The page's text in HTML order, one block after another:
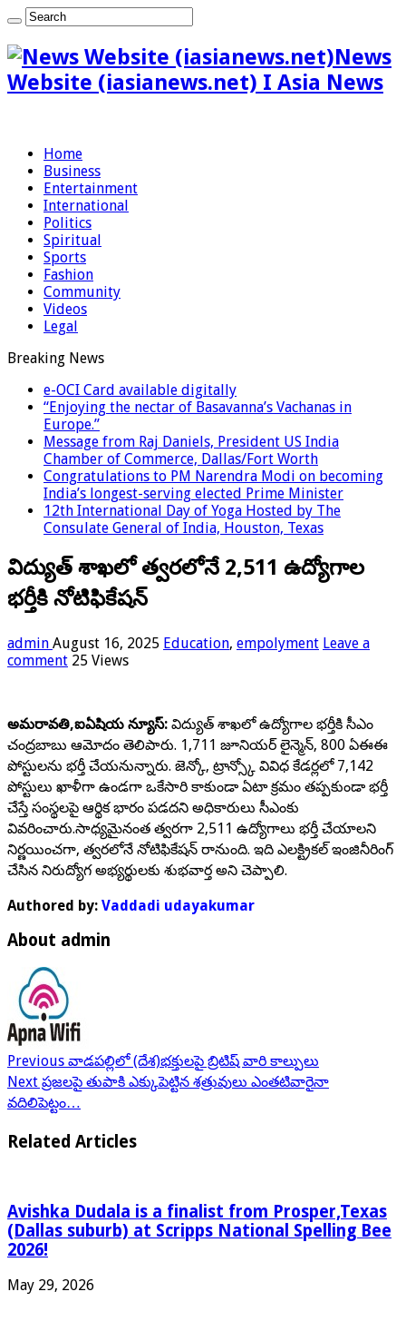
News
Website (iasianews.net) I Asia News
Home
Business
Entertainment
International
Politics
Spiritual
Sports
Fashion
Community
Videos
Legal
Breaking News
e-OCI Card available digitally
“Enjoying the nectar of Basavanna’s Vachanas in
Europe.”
Message from Raj Daniels, President US India
Chamber of Commerce, Dallas/Fort Worth
Congratulations to PM Narendra Modi on becoming
India’s longest-serving elected Prime Minister
12th International Day of Yoga Hosted by The
Consulate General of India, Houston, Texas
విద్యుత్ శాఖలో త్వరలోనే 2,511 ఉద్యోగాల
భర్తీకి నోటిఫికేషన్
admin August 16, 2025 Education, empolyment Leave a
comment 25 Views
అమరావతి,ఐఏషియ న్యూస్: విద్యుత్ శాఖలో ఉద్యోగాల భర్తీకి సీఎం
చంద్రబాబు ఆమోదం తెలిపారు. 1,711 జూనియర్ లైన్మెన్, 800 ఏఈఈ
పోస్టులను భర్తీ చేయనున్నారు. జెన్కో, ట్రాన్స్కో వివిధ కేడర్లలో 7,142
పోస్టులు ఖాళీగా ఉండగా ఒకేసారి కాకుండా ఏటా క్రమం తప్పకుండా భర్తీ
చేస్తే సంస్థలపై ఆర్థిక భారం పడదని అధికారులు సీఎంకు
వివరించారు.సాధ్యమైనంత త్వరగా 2,511 ఉద్యోగాలు భర్తీ చేయాలని
నిర్ణయించగా, త్వరలోనే నోటిఫికేషన్ రానుంది. ఇది ఎలక్ట్రికల్ ఇంజినీరింగ్
చేసిన నిరుద్యోగ అభ్యర్థులకు శుభవార్త అని చెప్పాలి.
Authored by: Vaddadi udayakumar
About admin
Previous వాడపల్లిలో (దేశ)భక్తులపై బ్రిటిష్ వారి కాల్పులు
Next ప్రజలపై తుపాకి ఎక్కుపెట్టిన శత్రువులు ఎంతటివారైనా
వదిలిపెట్టం…
Related Articles
Avishka Dudala is a finalist from Prosper,Texas
(Dallas suburb) at Scripps National Spelling Bee
2026!
May 29, 2026